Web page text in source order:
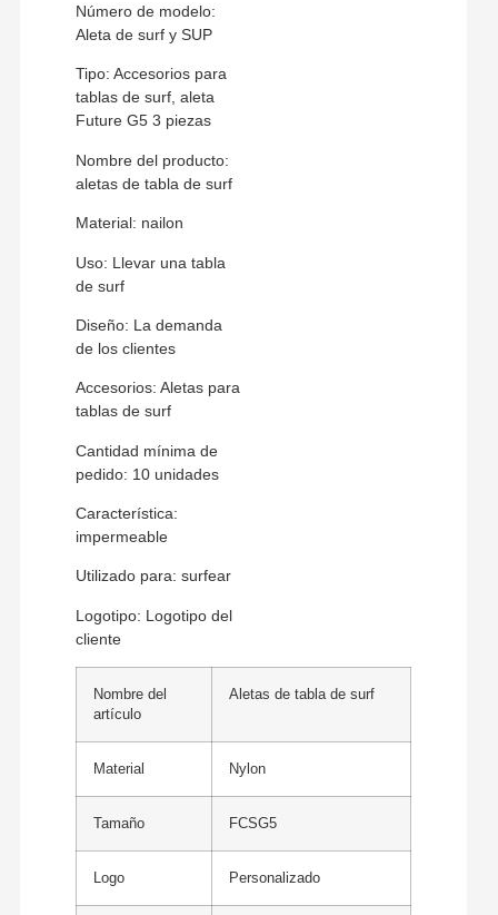
Número de modelo:
Aleta de surf y SUP
Tipo: Accesorios para
tablas de surf, aleta
Future G5 3 piezas
Nombre del producto:
aletas de tabla de surf
Material: nailon
Uso: Llevar una tabla
de surf
Diseño: La demanda
de los clientes
Accesorios: Aletas para
tablas de surf
Cantidad mínima de
pedido: 10 unidades
Característica:
impermeable
Utilizado para: surfear
Logotipo: Logotipo del
cliente
Nombre del
artículo
Aletas de tabla de surf
Material Nylon
Tamaño FCSG5
Logo Personalizado